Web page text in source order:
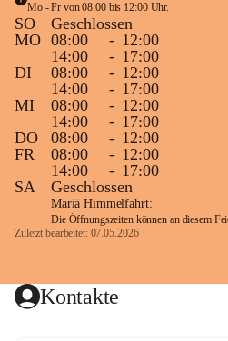
Mo - Fr von 08:00 bis 12:00 Uhr.
SO
Geschlossen
MO 08:00 - 12:00
14:00
- 17:00
DI
08:00 - 12:00
14:00
- 17:00
MI
08:00 - 12:00
14:00
- 17:00
DO
08:00 - 12:00
FR
08:00 - 12:00
14:00
- 17:00
SA
Geschlossen
Mariä Himmelfahrt:
Die Öffnungszeiten können an diesem
Zuletzt bearbeitet: 07.05.2026
Kontakte